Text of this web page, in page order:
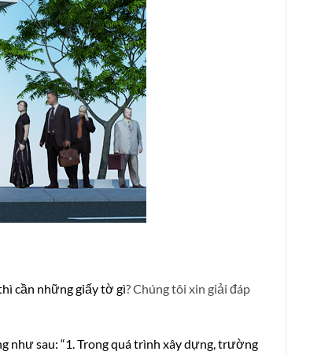
cần những giấy tờ gì? Chúng tôi xin giải đáp
sau: “1. Trong quá trình xây dựng, trường